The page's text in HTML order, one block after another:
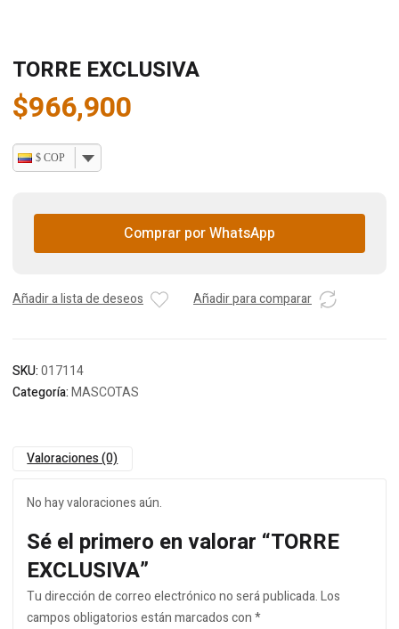
TORRE EXCLUSIVA
$966,900
$ COP
Comprar por WhatsApp
Añadir a lista de deseos Añadir para comparar
SKU:017114
Categoría:MASCOTAS
Valoraciones (0)
No hay valoraciones aún.
Sé el primero en valorar “TORRE
EXCLUSIVA”
Tu dirección de correo electrónico no será publicada.Los
campos obligatorios están marcados con*